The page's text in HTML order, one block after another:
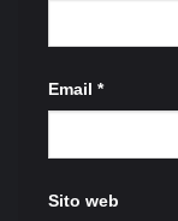
Email *
Sito web